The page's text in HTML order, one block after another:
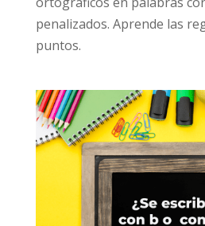
penalizados. Aprende las
puntos.